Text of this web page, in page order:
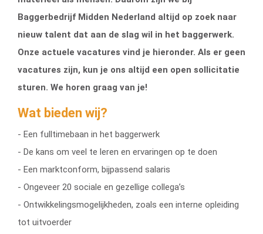
Baggerbedrijf Midden Nederland altijd op zoek naar
nieuw talent dat aan de slag wil in het baggerwerk.
Onze actuele vacatures vind je hieronder. Als er geen
vacatures zijn, kun je ons altijd een open sollicitatie
sturen. We horen graag van je!
Wat bieden wij?
- Een fulltimebaan in het baggerwerk
- De kans om veel te leren en ervaringen op te doen
- Een marktconform, bijpassend salaris
- Ongeveer 20 sociale en gezellige collega’s
- Ontwikkelingsmogelijkheden, zoals een interne opleiding
tot uitvoerder